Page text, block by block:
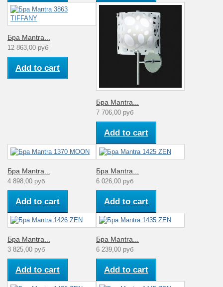
Бра Mantra...
12 863,00 руб
Add to cart
Бра Mantra...
7 706,00 руб
Add to cart
Бра Mantra...
4 898,00 руб
Add to cart
Бра Mantra...
6 026,00 руб
Add to cart
Бра Mantra...
3 825,00 руб
Add to cart
Бра Mantra...
6 239,00 руб
Add to cart